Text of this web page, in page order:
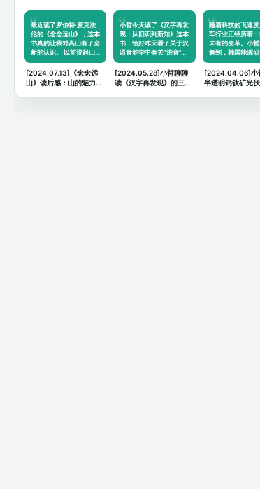
最近读了罗伯特·麦克法
伦的《念念远山》，这本
书真的让我对高山有了全
新的认识。 以前说起山…
[2024.07.13]《念念远
山》读后感：山的魅力与
小哲今天读了《汉字再发
现：从旧识到新知》这本
书，恰好昨天看了关于汉
语音韵学中有关“洪音”…
[2024.05.28]小哲聊聊
读《汉字再发现》的三个
随着科技的飞速
车行业正经历着
未有的变革。小
解到，韩国能源
[2024.04.06]小
半透明钙钛矿光伏